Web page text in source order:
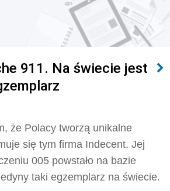
911. Na świecie jest
że Polacy tworzą unikalne
się tym firma Indecent. Jej
005 powstało na bazie
taki egzemplarz na świecie.